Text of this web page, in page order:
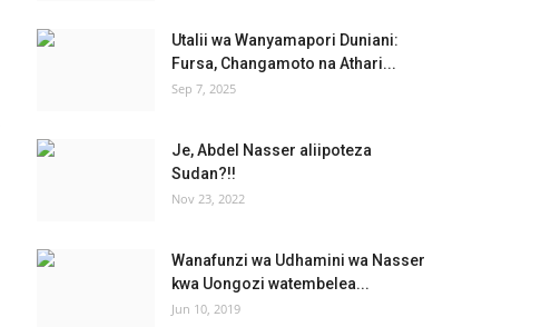
Utalii wa Wanyamapori Duniani:
Fursa, Changamoto na Athari...
Sep 7, 2025
Je, Abdel Nasser aliipoteza
Sudan?!!
Nov 23, 2022
Wanafunzi wa Udhamini wa Nasser
kwa Uongozi watembelea...
Jun 10, 2019